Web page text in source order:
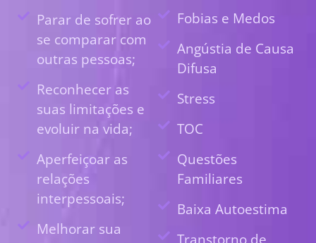
Parar de sofrer ao
se comparar com
outras pessoas;
Reconhecer as
suas limitações e
evoluir na vida;
Aperfeiçoar as
relações
interpessoais;
Melhorar sua
Fobias e Medos
Angústia de Causa
Difusa
Stress
TOC
Questões
Familiares
Baixa Autoestima